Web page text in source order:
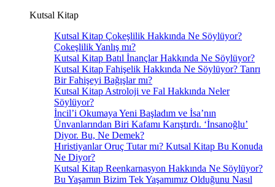
Kutsal Kitap
Kutsal Kitap Çokeşlilik Hakkında Ne Söylüyor?
Çokeşlilik Yanlış mı?
Kutsal Kitap Batıl İnançlar Hakkında Ne Söylüyor?
Kutsal Kitap Fahişelik Hakkında Ne Söylüyor? Tanrı
Bir Fahişeyi Bağışlar mı?
Kutsal Kitap Astroloji ve Fal Hakkında Neler
Söylüyor?
İncil’i Okumaya Yeni Başladım ve İsa’nın
Ünvanlarından Biri Kafamı Karıştırdı. ‘İnsanoğlu’
Diyor. Bu, Ne Demek?
Hıristiyanlar Oruç Tutar mı? Kutsal Kitap Bu Konuda
Ne Diyor?
Kutsal Kitap Reenkarnasyon Hakkında Ne Söylüyor?
Bu Yaşamın Bizim Tek Yaşamımız Olduğunu Nasıl